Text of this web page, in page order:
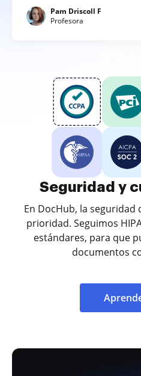
Pam Driscoll F
Profesora
Seguridad y
En DocHub, la
prioridad. Seguimos
estándares, para que
documentos